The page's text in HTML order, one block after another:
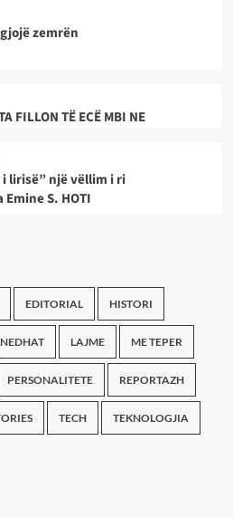
zemrën
FILLON TË ECË MBI NE
lirisë” një vëllim i ri
S. HOTI
EDITORIAL HISTORI
LAJME ME TEPER
PERSONALITETE REPORTAZH
TECH TEKNOLOGJIA